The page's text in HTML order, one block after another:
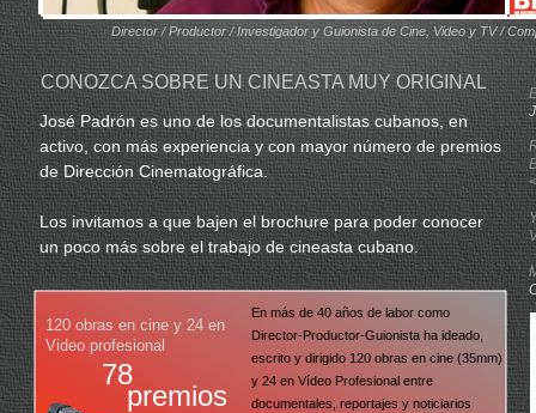
José Padrón es uno de los documentalistas cubanos, en
activo, con más experiencia y con mayor número de premios
de Dirección Cinematográfica.
Los invitamos a que bajen el brochure para poder conocer
un poco más sobre el trabajo de cineasta cubano.
CONOZCA SOBRE UN CINEASTA MUY ORIGINAL
Director / Productor / Investigador y Guionista de Cine, Video y TV /
En más de 40 años de labor como
Director-Productor-Guionista ha ideado,
escrito y dirigido 120 obras en cine (35mm)
y 24 en Vídeo Profesional entre
documentales, reportajes y noticiarios
120 obras en cine y 24 en
Video profesional
78
premios